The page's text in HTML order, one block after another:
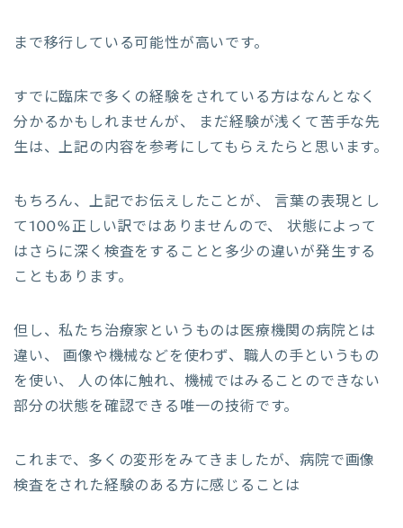
まで移行している可能性が高いです。
すでに臨床で多くの経験をされている方はなんとなく
分かるかもしれませんが、 まだ経験が浅くて苦手な先
生は、上記の内容を参考にしてもらえたらと思います。
もちろん、上記でお伝えしたことが、 言葉の表現とし
て100%正しい訳ではありませんので、 状態によって
はさらに深く検査をすることと多少の違いが発生する
こともあります。
但し、私たち治療家というものは医療機関の病院とは
違い、 画像や機械などを使わず、職人の手というもの
を使い、 人の体に触れ、機械ではみることのできない
部分の状態を確認できる唯一の技術です。
これまで、多くの変形をみてきましたが、病院で画像
検査をされた経験のある方に感じることは